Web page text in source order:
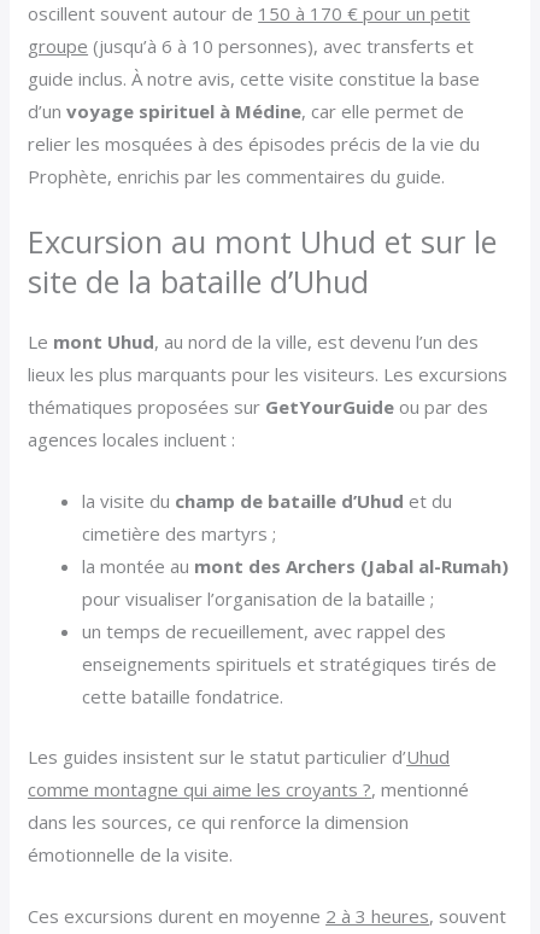
oscillent souvent autour de 150 à 170 € pour un petit
groupe (jusqu’à 6 à 10 personnes), avec transferts et
guide inclus. À notre avis, cette visite constitue la base
d’unvoyage spirituel à Médine, car elle permet de
relier les mosquées à des épisodes précis de la vie du
Prophète, enrichis par les commentaires du guide.
Excursion au mont Uhud et sur le
site de la bataille d’Uhud
Le mont Uhud, au nord de la ville, est devenu l’un des
lieux les plus marquants pour les visiteurs. Les excursions
thématiques proposées sur GetYourGuide ou par des
agences locales incluent :
la visite du champ de bataille d’Uhud et du
cimetière des martyrs ;
la montée au mont des Archers (Jabal al-Rumah)
pour visualiser l’organisation de la bataille ;
un temps de recueillement, avec rappel des
enseignements spirituels et stratégiques tirés de
cette bataille fondatrice.
Les guides insistent sur le statut particulier d’Uhud
comme montagne qui aime les croyants ?, mentionné
dans les sources, ce qui renforce la dimension
émotionnelle de la visite.
Ces excursions durent en moyenne 2 à 3 heures, souvent